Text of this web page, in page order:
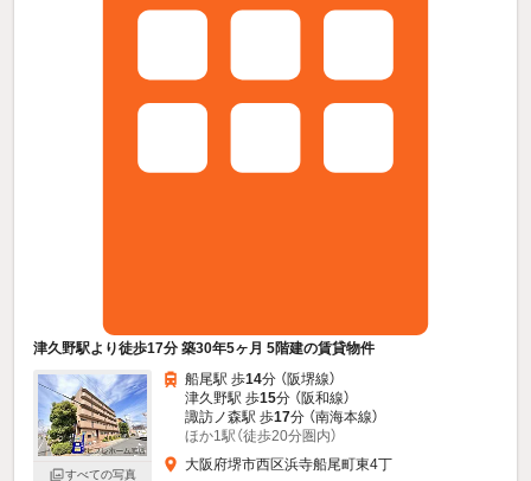
津久野駅より徒歩17分 築30年5ヶ月 5階建の賃貸物件
すべての写真
船尾駅 歩14分 （阪堺線）
津久野駅 歩15分 （阪和線）
諏訪ノ森駅 歩17分 （南海本線）
ほか1駅（徒歩20分圏内）
大阪府堺市西区浜寺船尾町東4丁